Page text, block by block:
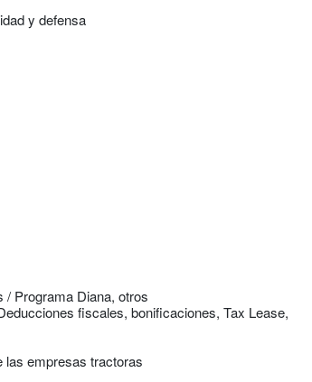
y defensa
/ Programa Diana, otros
fiscales, bonificaciones, Tax Lease,
las empresas tractoras